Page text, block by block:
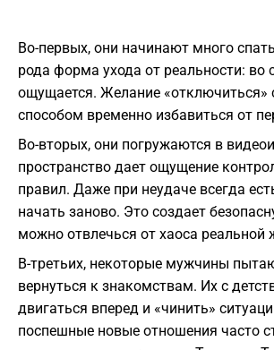
Во-первых, они начинают много
рода форма ухода от реальности: во
ощущается. Желание «отключиться»
способом временно избавиться от
Во-вторых, они погружаются в
пространство дает ощущение
правил. Даже при неудаче всегда
начать заново. Это создает
можно отвлечься от хаоса реальной
В-третьих, некоторые мужчины
вернуться к знакомствам. Их с
двигаться вперед и «чинить»
поспешные новые отношения часто